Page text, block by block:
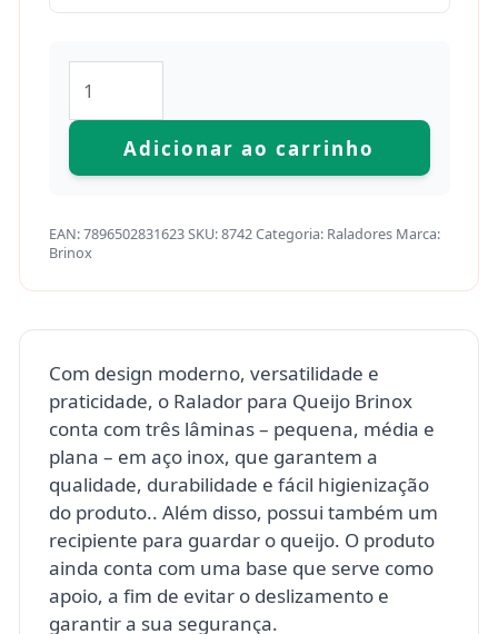
Adicionar ao carrinho
EAN:7896502831623SKU:8742Categoria: Raladores Marca:
Brinox
Com design moderno, versatilidade e
praticidade, o Ralador para Queijo Brinox
conta com três lâminas – pequena, média e
plana – em aço inox, que garantem a
qualidade, durabilidade e fácil higienização
do produto.. Além disso, possui também um
recipiente para guardar o queijo. O produto
ainda conta com uma base que serve como
apoio, a fim de evitar o deslizamento e
garantir a sua segurança.